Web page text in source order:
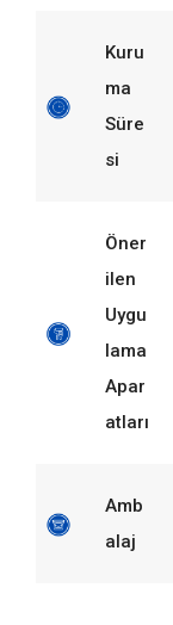
Kuru
ma
Süre
si
Öner
ilen
Uygu
lama
Apar
atları
Amb
alaj